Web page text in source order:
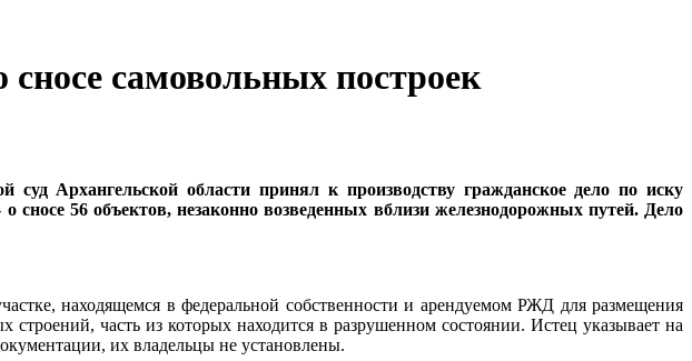
самовольных построек
суд Архангельской области принял к производству гражданское дело по иску
56 объектов, незаконно возведенных вблизи железнодорожных путей. Дело
находящемся в федеральной собственности и арендуемом РЖД для размещения
часть из которых находится в разрушенном состоянии. Истец указывает на
их владельцы не установлены.